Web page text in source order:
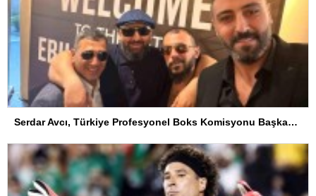
Serdar Avcı, Türkiye Profesyonel Boks Komisyonu Başkanı Seçildi